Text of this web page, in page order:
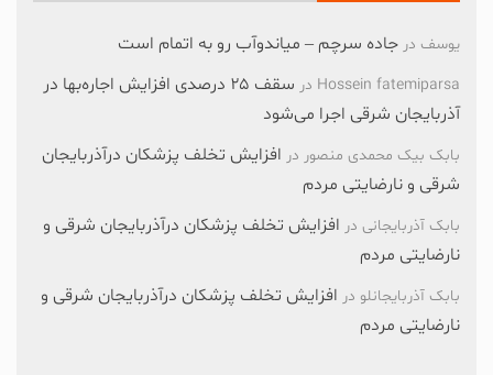
یوسف در جاده سرچم – میاندوآب رو به اتمام است
Hossein fatemiparsa در
سقف ۲۵ درصدی افزایش اجاره‌بها در
آذربایجان شرقی اجرا می‌شود
بابک بیک محمدی منصور در افزایش تخلف پزشکان درآذربایجان
شرقی و نارضایتی مردم
بابک آذربایجانی در افزایش تخلف پزشکان درآذربایجان شرقی و
نارضایتی مردم
بابک آذربایجانلو در افزایش تخلف پزشکان درآذربایجان شرقی و
نارضایتی مردم